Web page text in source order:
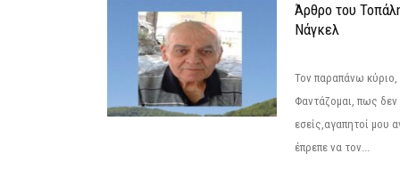
Άρθρο του
Νάγκελ
Τον παραπάνω
Φαντάζομαι, πως δεν
εσείς,αγαπητοί μου
έπρεπε να τον...